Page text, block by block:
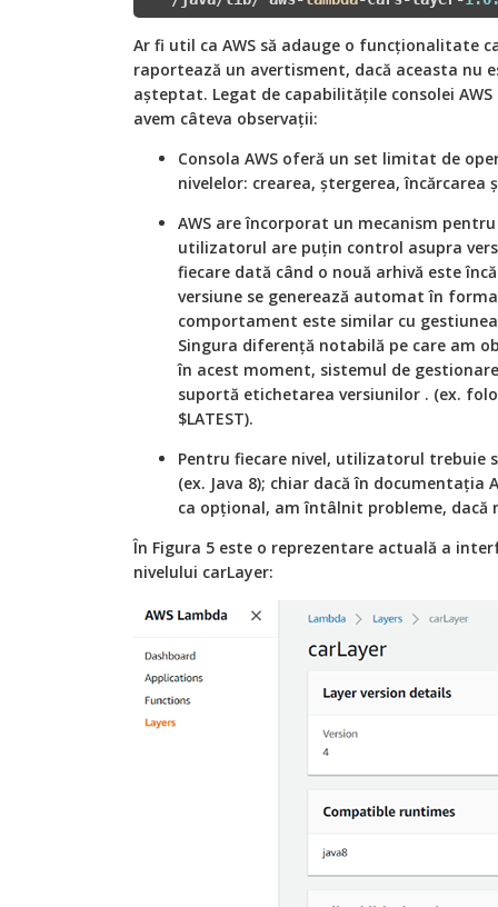
Ar fi util ca AWS să adauge o funcționalitate
raportează un avertisment, dacă aceasta nu
așteptat. Legat de capabilitățile consolei
avem câteva observații:
Consola AWS oferă un set limitat de
nivelelor: crearea, ștergerea, încărcarea
AWS are încorporat un mecanism
utilizatorul are puțin control asupra
fiecare dată când o nouă arhivă este
versiune se generează automat în
comportament este similar cu
Singura diferență notabilă pe care am
în acest moment, sistemul de
suportă etichetarea versiunilor . (ex.
$LATEST).
Pentru fiecare nivel, utilizatorul trebuie
(ex. Java 8); chiar dacă în documentația
ca opțional, am întâlnit probleme, dacă
În Figura 5 este o reprezentare actuală a
nivelului carLayer: